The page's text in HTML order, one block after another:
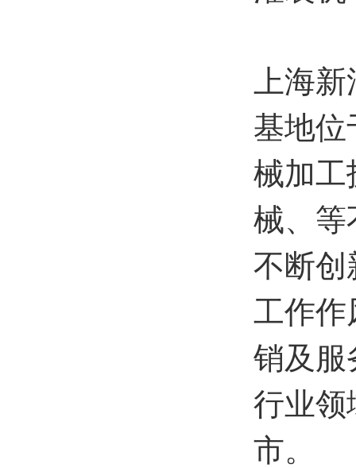
上海
基地位
械加工
械、等
不断创
工作作
销及服
行业领
市。